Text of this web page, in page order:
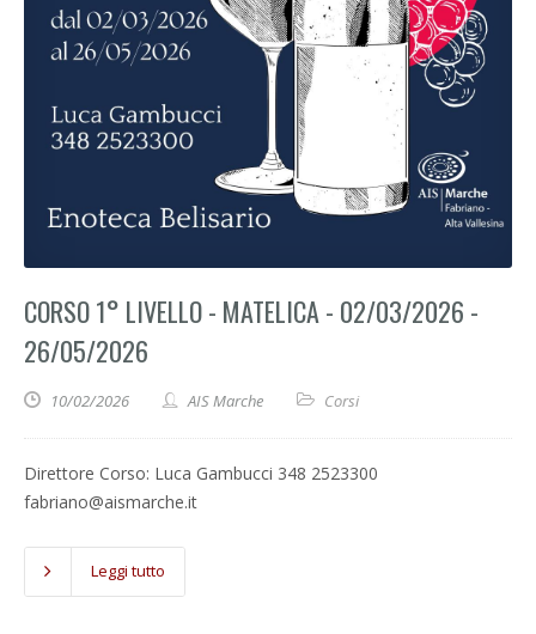
CORSO 1° LIVELLO - MATELICA - 02/03/2026 -
26/05/2026
10/02/2026 AIS Marche Corsi
Direttore Corso: Luca Gambucci 348 2523300
fabriano@aismarche.it
Leggi tutto